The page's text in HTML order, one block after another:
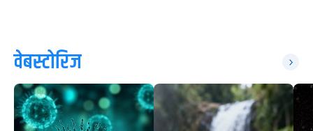
वेबस्टोरिज